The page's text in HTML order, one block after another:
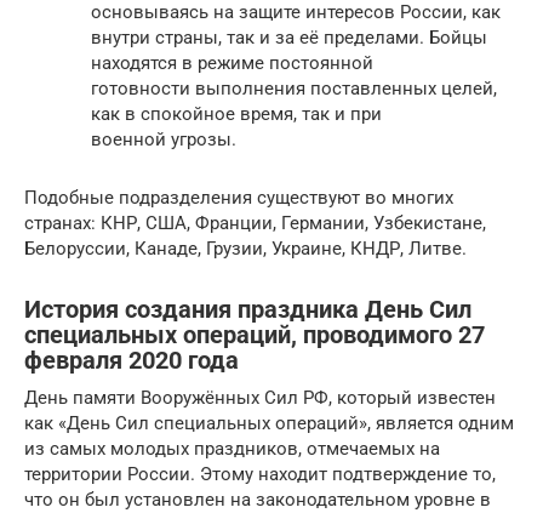
основываясь на защите интересов России, как
внутри страны, так и за её пределами. Бойцы
находятся в режиме постоянной
готовности выполнения поставленных целей,
как в спокойное время, так и при
военной угрозы.
Подобные подразделения существуют во многих
странах: КНР, США, Франции, Германии, Узбекистане,
Белоруссии, Канаде, Грузии, Украине, КНДР, Литве.
История создания праздника День Сил
специальных операций, проводимого 27
февраля 2020 года
День памяти Вооружённых Сил РФ, который известен
как «День Сил специальных операций», является одним
из самых молодых праздников, отмечаемых на
территории России. Этому находит подтверждение то,
что он был установлен на законодательном уровне в